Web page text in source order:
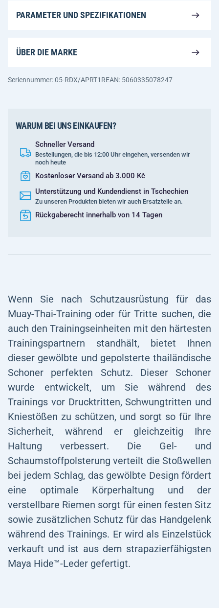
PARAMETER UND SPEZIFIKATIONEN
ÜBER DIE MARKE
Seriennummer: 05-RDX/APRT1REAN: 5060335078247
WARUM BEI UNS EINKAUFEN?
Schneller Versand
Bestellungen, die bis 12:00 Uhr eingehen, versenden wir
noch heute
Kostenloser Versand ab 3.000 Kč
Unterstützung und Kundendienst in Tschechien
Zu unseren Produkten bieten wir auch Ersatzteile an.
Rückgaberecht innerhalb von 14 Tagen
Wenn Sie nach Schutzausrüstung für das
Muay-Thai-Training oder für Tritte suchen, die
auch den Trainingseinheiten mit den härtesten
Trainingspartnern standhält, bietet Ihnen
dieser gewölbte und gepolsterte thailändische
Schoner perfekten Schutz. Dieser Schoner
wurde entwickelt, um Sie während des
Trainings vor Drucktritten, Schwungtritten und
Kniestößen zu schützen, und sorgt so für Ihre
Sicherheit, während er gleichzeitig Ihre
Haltung verbessert. Die Gel- und
Schaumstoffpolsterung verteilt die Stoßwellen
bei jedem Schlag, das gewölbte Design fördert
eine optimale Körperhaltung und der
verstellbare Riemen sorgt für einen festen Sitz
sowie zusätzlichen Schutz für das Handgelenk
während des Trainings. Er wird als Einzelstück
verkauft und ist aus dem strapazierfähigsten
Maya Hide™-Leder gefertigt.